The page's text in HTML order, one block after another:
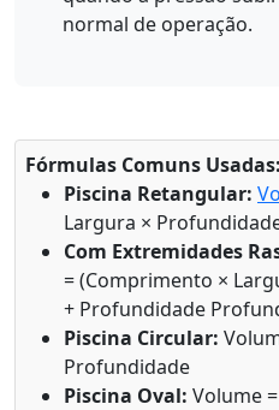
normal de operação.
Fórmulas Comuns Usadas:
Piscina Retangular:
Largura ×
Com Extremidades
= (Comprimento ×
+ Profundidade
Piscina Circular:
Profundidade
Piscina Oval: Volume